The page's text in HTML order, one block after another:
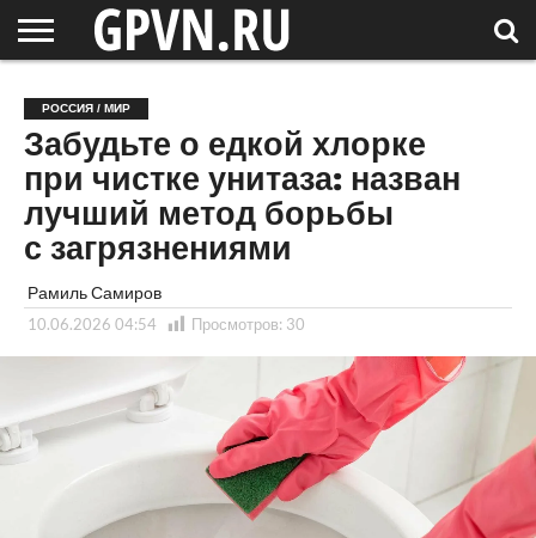
ОБЛАСТЬ
НОВОСТИ
СОСЕДЕЙ
РОССИЯ
/ МИР
СПЕЦПРОЕКТЫ
БЛОГ
СТАТЬИ
ФОТОРЕПОРТАЖИ
ИНТЕРВЬЮ
ОБЪЕКТЫ
ПОДБОРКИ
РОССИЯ / МИР
Забудьте о едкой хлорке
при чистке унитаза: назван
лучший метод борьбы
с загрязнениями
Рамиль Самиров
10.06.2026 04:54 Просмотров: 30